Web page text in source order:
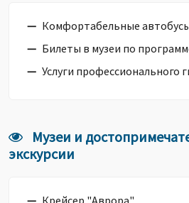
Комфортабельные
Билеты в музеи по
Услуги профессионального
Музеи и
экскурсии
Крейсер "Аврора"